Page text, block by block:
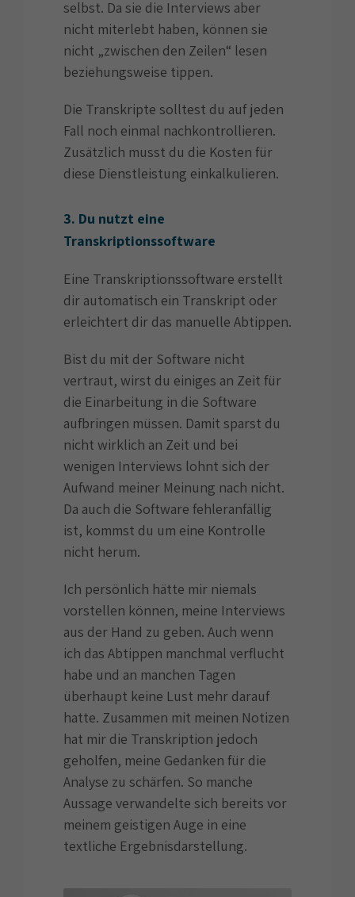
selbst. Da sie die Interviews aber
nicht miterlebt haben, können sie
nicht „zwischen den Zeilen“ lesen
beziehungsweise tippen.
Die Transkripte solltest du auf jeden
Fall noch einmal nachkontrollieren.
Zusätzlich musst du die Kosten für
diese Dienstleistung einkalkulieren.
3. Du nutzt eine
Transkriptionssoftware
Eine Transkriptionssoftware erstellt
dir automatisch ein Transkript oder
erleichtert dir das manuelle Abtippen.
Bist du mit der Software nicht
vertraut, wirst du einiges an Zeit für
die Einarbeitung in die Software
aufbringen müssen. Damit sparst du
nicht wirklich an Zeit und bei
wenigen Interviews lohnt sich der
Aufwand meiner Meinung nach nicht.
Da auch die Software fehleranfällig
ist, kommst du um eine Kontrolle
nicht herum.
Ich persönlich hätte mir niemals
vorstellen können, meine Interviews
aus der Hand zu geben. Auch wenn
ich das Abtippen manchmal verflucht
habe und an manchen Tagen
überhaupt keine Lust mehr darauf
hatte. Zusammen mit meinen Notizen
hat mir die Transkription jedoch
geholfen, meine Gedanken für die
Analyse zu schärfen. So manche
Aussage verwandelte sich bereits vor
meinem geistigen Auge in eine
textliche Ergebnisdarstellung.